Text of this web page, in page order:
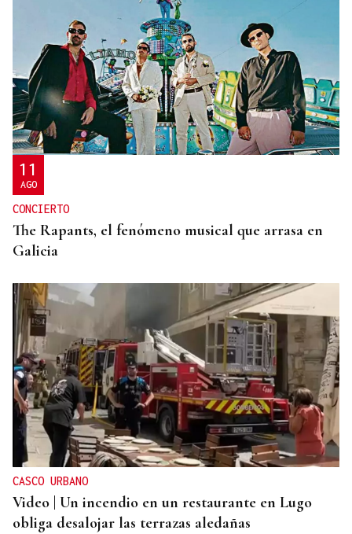
11
AGO
CONCIERTO
The Rapants, el fenómeno musical que arrasa en
Galicia
CASCO URBANO
Video | Un incendio en un restaurante en Lugo
obliga desalojar las terrazas aledañas